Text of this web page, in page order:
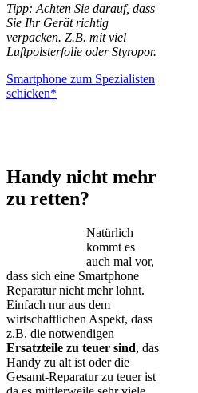
Tipp: Achten Sie darauf, dass
Sie Ihr Gerät richtig
verpacken. Z.B. mit viel
Luftpolsterfolie oder Styropor.
Smartphone zum Spezialisten
schicken*
Handy nicht mehr
zu retten?
Natürlich
kommt es
auch mal vor,
dass sich eine Smartphone
Reparatur nicht mehr lohnt.
Einfach nur aus dem
wirtschaftlichen Aspekt, dass
z.B. die notwendigen
Ersatzteile zu teuer sind, das
Handy zu alt ist oder die
Gesamt-Reparatur zu teuer ist